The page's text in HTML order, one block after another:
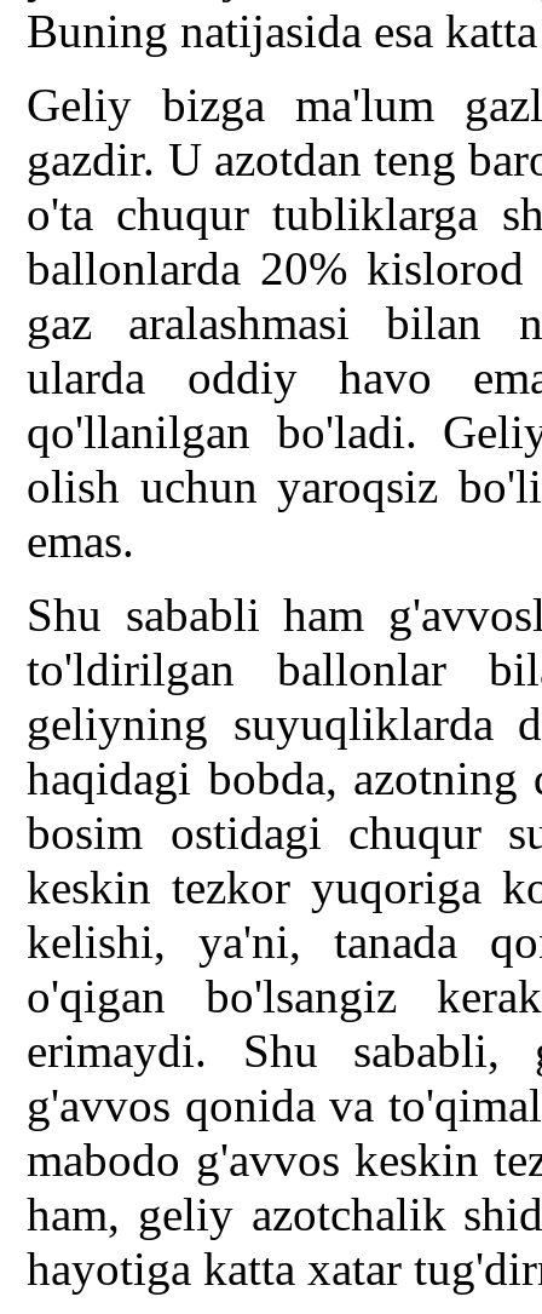
Buning natijasida esa
Geliy bizga ma'lum
gazdir. U azotdan teng
o'ta chuqur tubliklarga
ballonlarda 20%
gaz aralashmasi bilan
ularda oddiy havo
qo'llanilgan bo'ladi.
olish uchun yaroqsiz
emas.
Shu sababli ham
to'ldirilgan ballonlar
geliyning suyuqliklarda
haqidagi bobda, azotning
bosim ostidagi chuqur
keskin tezkor yuqoriga
kelishi, ya'ni, tanada
o'qigan bo'lsangiz
erimaydi. Shu sababli,
g'avvos qonida va
mabodo g'avvos keskin
ham, geliy azotchalik
hayotiga katta xatar